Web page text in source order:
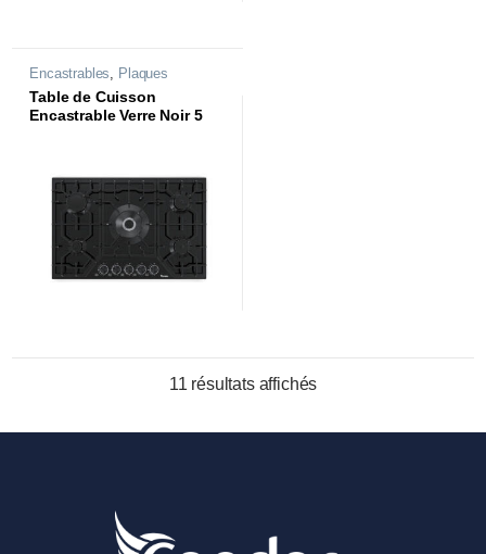
Encastrables, Plaques
Table de Cuisson
Encastrable Verre Noir 5
11 résultats affichés